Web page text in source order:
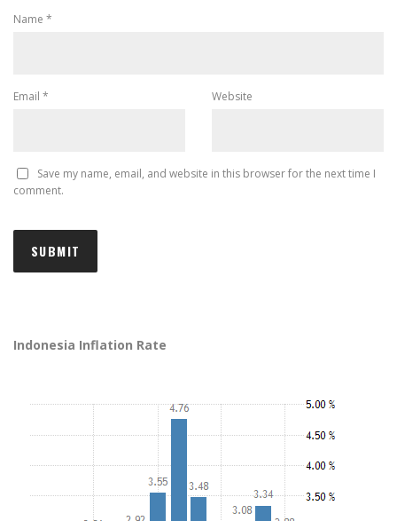
Name *
Email * Website
Save my name, email, and website in this browser for the next time I
comment.
Indonesia Inflation Rate